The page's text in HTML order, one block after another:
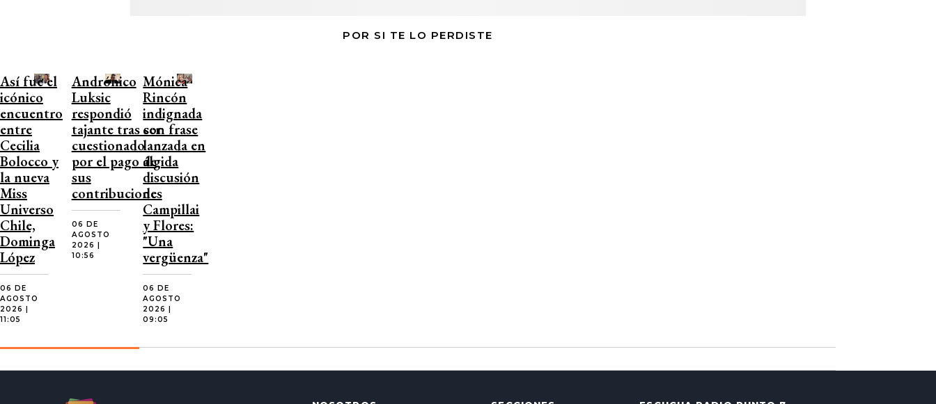
POR SI TE LO PERDISTE
Así fue el
icónico
encuentro
entre
Cecilia
Bolocco y
la nueva
Miss
Universo
Chile,
Dominga
López
06 DE
AGOSTO
2026 |
11:05
Andrónico
Luksic
respondió
tajante tras ser
cuestionado
por el pago de
sus
contribuciones
06 DE
AGOSTO
2026 |
10:56
Mónica
Rincón
indignada
con frase
lanzada en
álgida
discusión
de
Campillai
y Flores:
"Una
vergüenza"
06 DE
AGOSTO
2026 |
09:05